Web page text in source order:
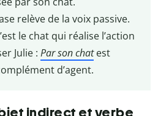
relève de la voix passive.
le chat qui réalise l’action
Julie : Par son chatest
d’agent.